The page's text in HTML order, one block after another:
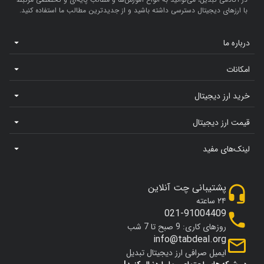
با ارزهای دیجیتال دسترسی داشته باشید و از جدیدترین مطالب ما استفاده کنید.
درباره ما
امکانات
خرید ارز دیجیتال
قیمت ارز دیجیتال
لینک‌های مفید
پشتیبانی چت آنلاین
۲۴ ساعته
021-91004409
روزهای کاری: 9 صبح تا 7 شب
info@tabdeal.org
ایمیل صرافی ارز دیجیتال تبدیل